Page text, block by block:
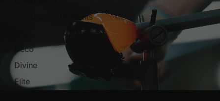
Celebration Moments
Deco
Divine
Elite